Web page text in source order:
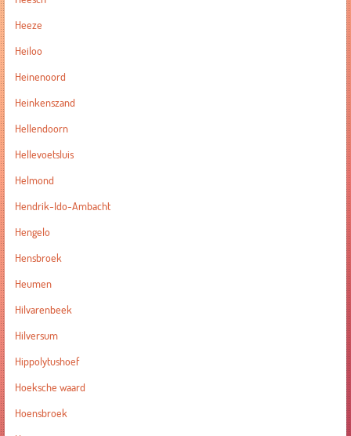
Heeze
Heiloo
Heinenoord
Heinkenszand
Hellendoorn
Hellevoetsluis
Helmond
Hendrik-Ido-Ambacht
Hengelo
Hensbroek
Heumen
Hilvarenbeek
Hilversum
Hippolytushoef
Hoeksche waard
Hoensbroek